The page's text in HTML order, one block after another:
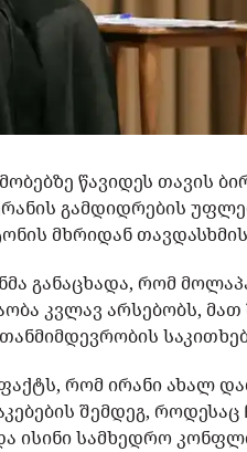
წავიდეს თავის
გამდიდრების
მხრიდან
განაცხადა, რომ
კვლავ არსებობს,
რომ ირანი ახალ
შემდეგ, როდესაც
ისინი სამხედრო